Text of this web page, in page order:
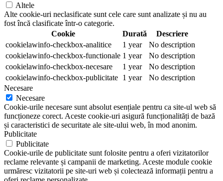
Altele
Alte cookie-uri neclasificate sunt cele care sunt analizate și nu au
fost încă clasificate într-o categorie.
Cookie
Durată
Descriere
cookielawinfo-checkbox-analitice
1 year
No description
cookielawinfo-checkbox-functionale 1 year
No description
cookielawinfo-checkbox-necesare
1 year
No description
cookielawinfo-checkbox-publicitate 1 year
No description
Necesare
Necesare
Cookie-urile necesare sunt absolut esențiale pentru ca site-ul web să
funcționeze corect. Aceste cookie-uri asigură funcționalități de bază
și caracteristici de securitate ale site-ului web, în mod anonim.
Publicitate
Publicitate
Cookie-urile de publicitate sunt folosite pentru a oferi vizitatorilor
reclame relevante și campanii de marketing. Aceste module cookie
urmăresc vizitatorii pe site-uri web și colectează informații pentru a